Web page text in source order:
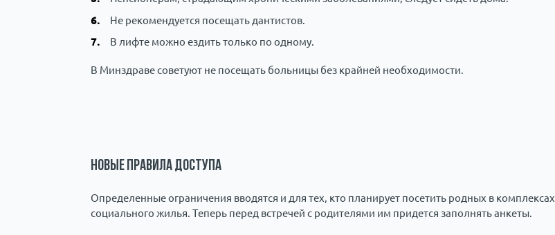
Не рекомендуется посещать дантистов.
В лифте можно ездить только по одному.
В Минздраве советуют не посещать больницы без крайней необходимости.
Новые правила доступа
Определенные ограничения вводятся и для тех, кто планирует посетить родных в комплексах
социального жилья. Теперь перед встречей с родителями им придется заполнять анкеты.